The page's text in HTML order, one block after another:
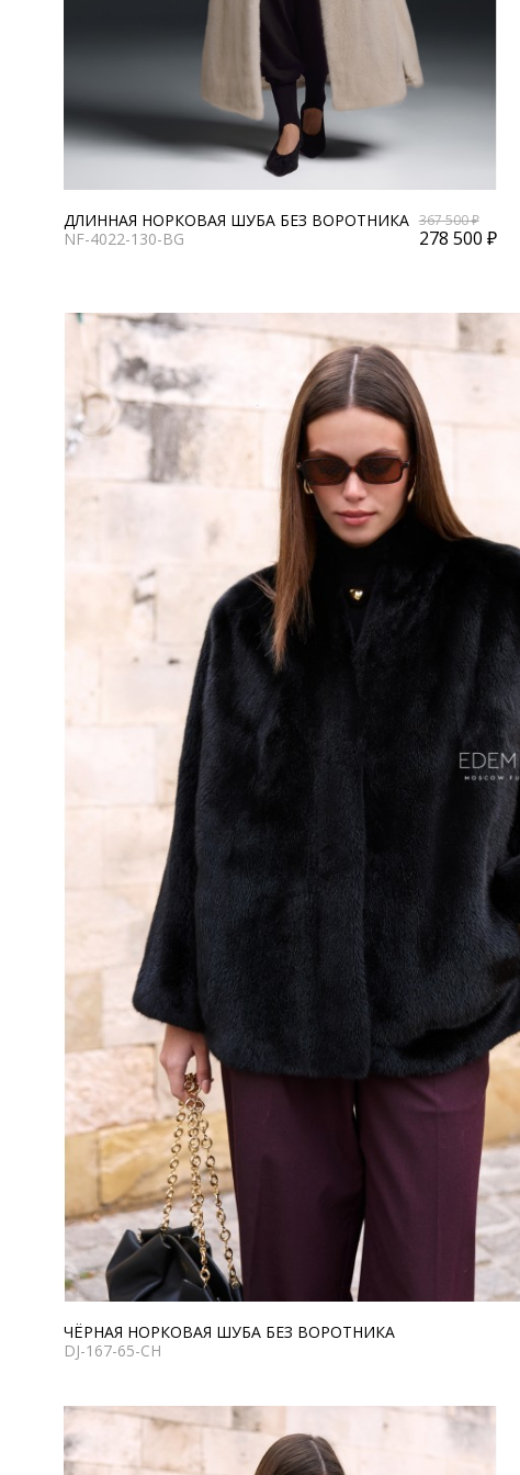
ДЛИННАЯ НОРКОВАЯ ШУБА БЕЗ ВОРОТНИКА
NF-4022-130-BG
367 500 ₽
278 500 ₽
ЧЁРНАЯ НОРКОВАЯ ШУБА БЕЗ ВОРОТНИКА
DJ-167-65-CH